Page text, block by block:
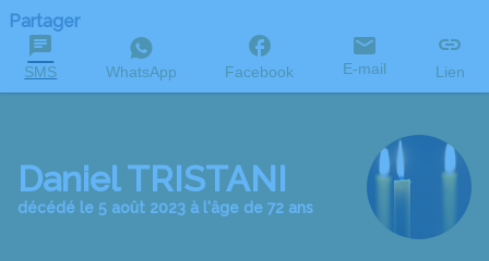
Partager
SMS WhatsApp Facebook E-mail Lien
Daniel TRISTANI
décédé le 5 août 2023 à l'âge de 72 ans